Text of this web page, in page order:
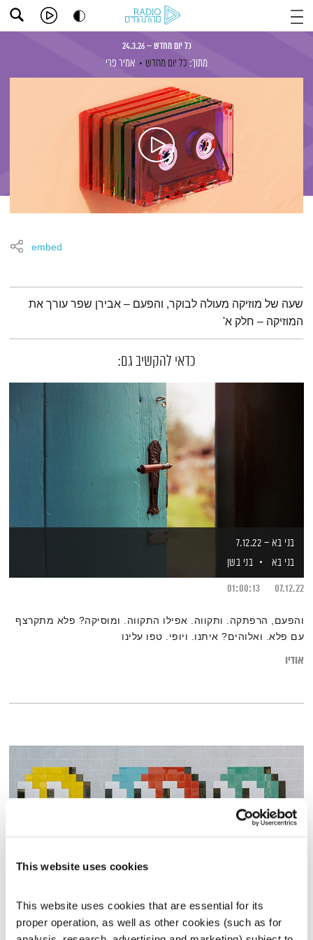
This website uses cookies
This website uses cookies that are essential for its
proper operation, as well as other cookies (such as for
כל יום מחדש – 24.3.26
מתוך: כל יום מחדש אמיר פרי
embed
תמצית הפודקאסט
שעה של מוזיקה מעולה לבוקר, והפעם – אבירן שפר עורך את
המוזיקה – חלק א'
כדאי להקשיב גם:
בני בא – 7.12.22
בני בא
בני בשן
07.12.22
01:00:13
והפעם, הרפתקה. ותקווה. אפילו התקווה. ומוסיקה? פלא מתקרצף
עם פלא. ואלוהים? איתנו. ויופי. טפו עלינו
אודיו
כל יום מחדש – 5.6.25
כל יום מחדש
אמיר פרי